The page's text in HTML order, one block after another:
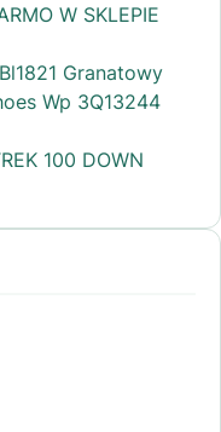
W SKLEPIE
Granatowy
Wp 3Q13244
100 DOWN